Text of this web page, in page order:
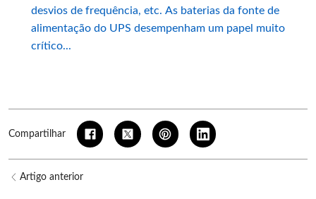
desvios de frequência, etc. As baterias da fonte de
alimentação do UPS desempenham um papel muito
crítico...
Compartilhar
Artigo anterior